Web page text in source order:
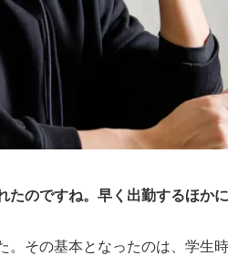
のですね。早く出勤するほか
。その基本となったのは、学生